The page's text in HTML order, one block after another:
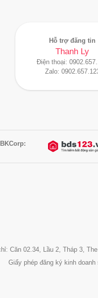
Hỗ trợ đăng tin
Thanh Ly
Điện thoại:
Zalo:
Căn 02.34, Lầu 2, Tháp 3,
Giấy phép đăng ký kinh